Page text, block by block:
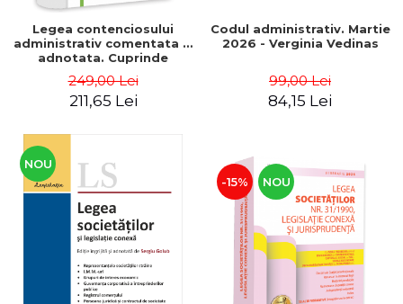
Legea contenciosului
administrativ comentata si
adnotata. Cuprinde
doctrina. Editia a VI-a,
revazuta si adaugita -
249,00 Lei
211,65 Lei
Codul administrativ. Martie
2026 - Verginia Vedinas
99,00 Lei
84,15 Lei
NOU
-15%
NOU